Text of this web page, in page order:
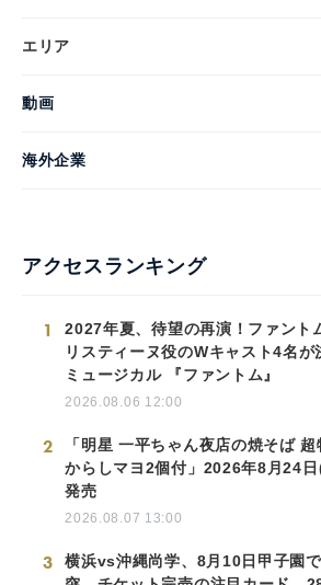
エリア
動画
海外企業
アクセスランキング
1
2027年夏、待望の再演！ファント
リスティーヌ役のWキャスト4名が
ミュージカル 『ファントム』
2026.08.06 12:00
2
「明星 一平ちゃん夜店の焼そば 超
からしマヨ2個付」2026年8月24
発売
2026.08.07 13:00
3
横浜vs沖縄尚学、8月10日甲子園